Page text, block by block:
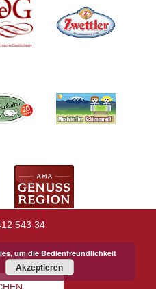
543 34
um die Bedienfreundlichkeit
Akzeptieren